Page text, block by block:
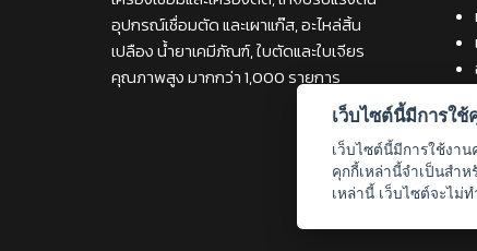
อุปกรณ์เชื่อมตัด และเผาแก๊ส, อะไหล่สิ้น
เปลือง น้ำยาเคมีภัณฑ์, ใบตัดและใบเจียร
คุณภาพสูง มากกว่า 1,000 รายการ
เว็บไซต์นี้มีการใช้
เว็บไซต์นี้มีการใช้งาน
คุกกี้เหล่านี้จำเป็นสำ
เหล่านี้ เว็บไซต์จะไม่